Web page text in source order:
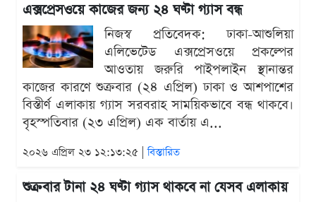
এক্সপ্রেসওয়ে কাজের জন্য ২৪ ঘণ্টা গ্যাস বন্ধ
নিজস্ব প্রতিবেদক: ঢাকা-আশুলিয়া
এলিভেটেড এক্সপ্রেসওয়ে প্রকল্পের
আওতায় জরুরি পাইপলাইন স্থানান্তর
কাজের কারণে শুক্রবার (২৪ এপ্রিল) ঢাকা ও আশপাশের
বিস্তীর্ণ এলাকায় গ্যাস সরবরাহ সাময়িকভাবে বন্ধ থাকবে।
বৃহস্পতিবার (২৩ এপ্রিল) এক বার্তায় এ...
২০২৬ এপ্রিল ২৩ ১২:১৩:২৫ |বিস্তারিত
শুক্রবার টানা ২৪ ঘণ্টা গ্যাস থাকবে না যেসব এলাকায়